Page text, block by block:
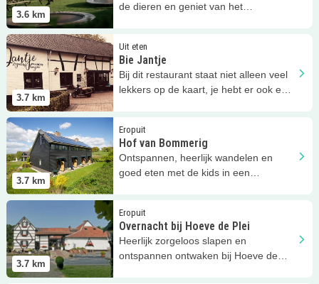
3.6 km
de dieren en geniet van het
3.7 km
Uit eten
Bie Jantje
Bij dit restaurant staat niet alleen veel
lekkers op de kaart, je hebt er ook een
Lees meer Bie Jantje
3.7 km
Eropuit
Hof van Bommerig
Ontspannen, heerlijk wandelen en
goed eten met de kids in een
Lees meer Hof van Bommerig
3.7 km
Eropuit
Overnacht bij Hoeve de Plei
Heerlijk zorgeloos slapen en
ontspannen ontwaken bij Hoeve de
Lees meer Overnacht bij Hoeve de Plei